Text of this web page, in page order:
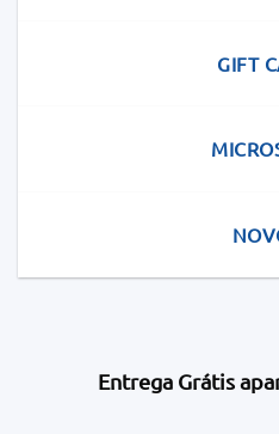
GIFT
Entrega Grátis